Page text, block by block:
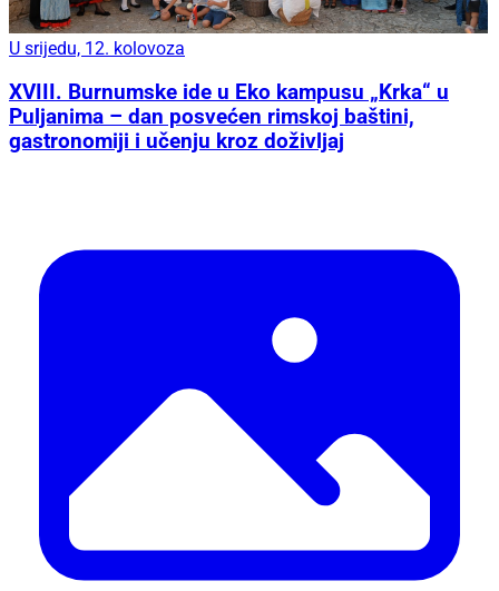
U srijedu, 12. kolovoza
XVIII. Burnumske ide u Eko kampusu „Krka“ u
Puljanima – dan posvećen rimskoj baštini,
gastronomiji i učenju kroz doživljaj